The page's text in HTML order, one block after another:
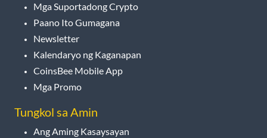
Mga Suportadong Crypto
Paano Ito Gumagana
Newsletter
Kalendaryo ng Kaganapan
CoinsBee Mobile App
Mga Promo
Tungkol sa Amin
Ang Aming Kasaysayan